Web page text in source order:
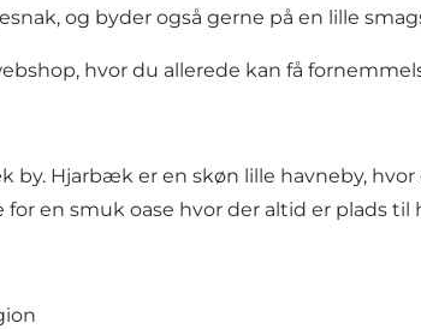
og byder også gerne på en lille
hvor du allerede kan få
by. Hjarbæk er en skøn lille havneby,
en smuk oase hvor der altid er plads til